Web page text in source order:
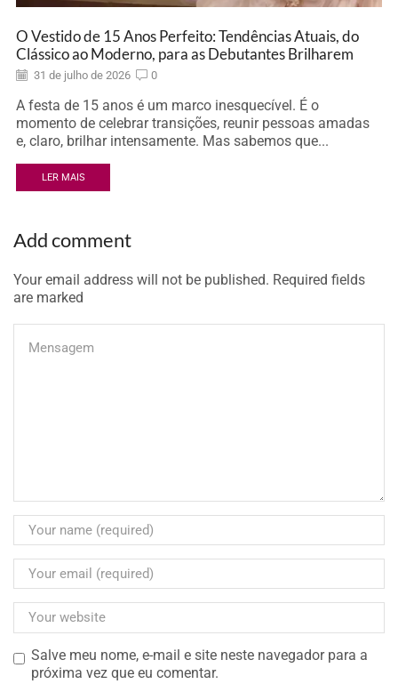
O Vestido de 15 Anos Perfeito: Tendências Atuais, do
Clássico ao Moderno, para as Debutantes Brilharem
31 de julho de 2026 0
A festa de 15 anos é um marco inesquecível. É o
momento de celebrar transições, reunir pessoas amadas
e, claro, brilhar intensamente. Mas sabemos que...
LER MAIS
Add comment
Your email address will not be published. Required fields
are marked
Salve meu nome, e-mail e site neste navegador para a
próxima vez que eu comentar.